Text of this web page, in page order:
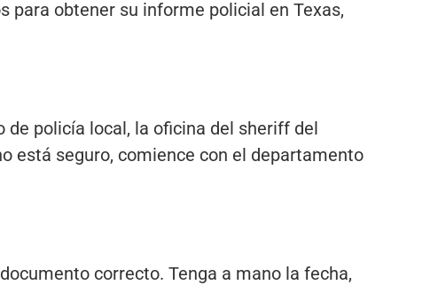
para obtener su informe policial en Texas,
policía local, la oficina del sheriff del
está seguro, comience con el departamento
correcto. Tenga a mano la fecha,